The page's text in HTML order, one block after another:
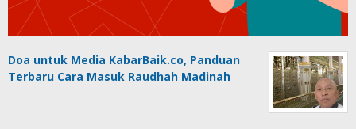
Doa untuk Media KabarBaik.co, Panduan
Terbaru Cara Masuk Raudhah Madinah